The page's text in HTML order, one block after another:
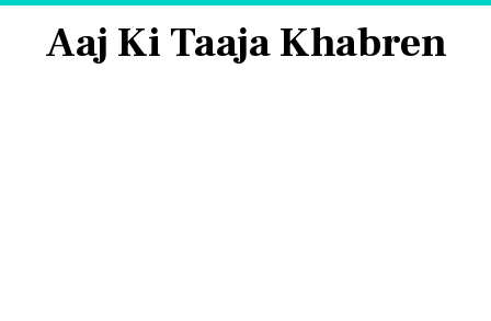
Aaj Ki Taaja Khabren